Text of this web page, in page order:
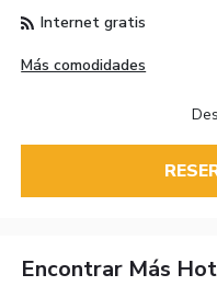
Internet gratis
Más comodidades
Encontrar Más